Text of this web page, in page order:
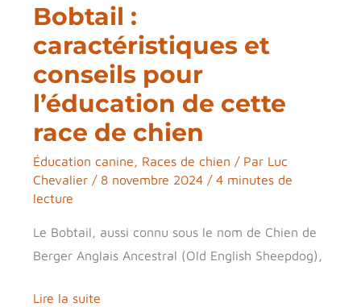
Bobtail :
caractéristiques et
conseils pour
l’éducation de cette
race de chien
Éducation canine, Races de chien / Par Luc
Chevalier / 8 novembre 2024 / 4 minutes de
lecture
Le Bobtail, aussi connu sous le nom de Chien de
Berger Anglais Ancestral (Old English Sheepdog),
cette
race
chien
Lire la suite